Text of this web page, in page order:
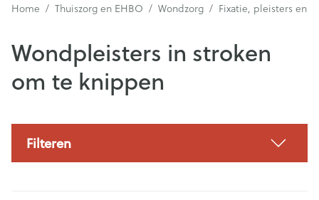
Home / Thuiszorg en EHBO / Wondzorg / Fixatie, pleisters en
Wondpleisters in stroken
om te knippen
Filteren